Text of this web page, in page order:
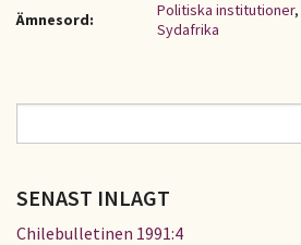
Ämnesord:
Politiska institutioner,
Sydafrika
SÖKFORMULÄR
SENAST INLAGT
Chilebulletinen 1991:4